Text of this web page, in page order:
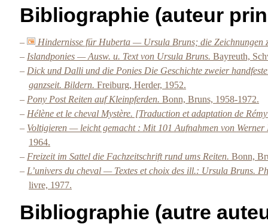
Bibliographie (auteur
–
Hindernisse für Huberta — Ursula Bruns; die Zeichnungen
– Islandponies — Ausw. u. Text von Ursula Bruns. Bayreuth,
– Dick und Dalli und die Ponies Die Geschichte zweier
ganzseit. Bildern. Freiburg, Herder, 1952.
– Pony Post Reiten auf Kleinpferden. Bonn, Bruns, 1958-1972.
– Hélène et le cheval Mystère. [Traduction et adaptation de
– Voltigieren — leicht gemacht : Mit 101 Aufnahmen von
1964.
– Freizeit im Sattel die Fachzeitschrift rund ums Reiten. Bonn,
– L’univers du cheval — Textes et choix des ill.: Ursula Bruns.
livre, 1977.
Bibliographie (autre